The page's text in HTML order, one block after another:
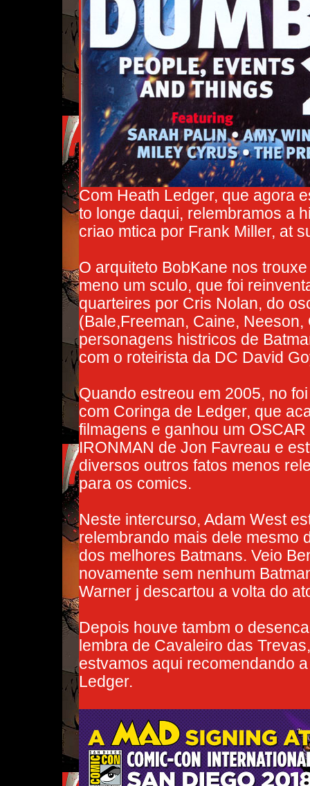
Com Heath Ledger, que agora
to longe daqui, relembramos a
criao mtica por Frank Miller, at
O arquiteto BobKane nos
meno um sculo, que foi
quarteires por Cris Nolan, do
(Bale,Freeman, Caine,
personagens histricos de
com o roteirista da DC David
Quando estreou em 2005, no
com Coringa de Ledger, que
filmagens e ganhou um
IRONMAN de Jon Favreau e
diversos outros fatos menos
para os comics.
Neste intercurso, Adam West
relembrando mais dele mesmo
dos melhores Batmans. Veio
novamente sem nenhum
Warner j descartou a volta do
Depois houve tambm o
lembra de Cavaleiro das
estvamos aqui recomendando
Ledger.